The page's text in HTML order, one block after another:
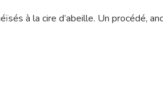
à la cire d’abeille. Un procédé,